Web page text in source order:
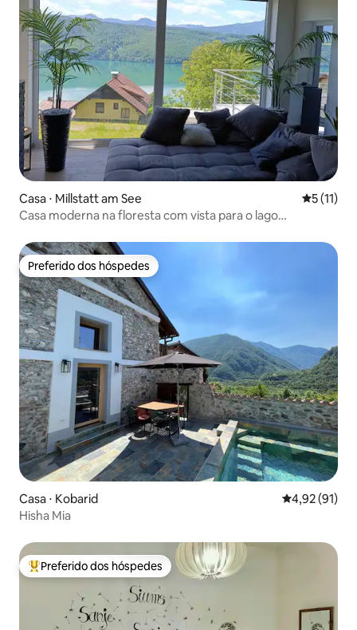
Casa ⋅ Millstatt am See 5 de uma
5 (11)
Casa moderna na floresta com vista para o lago
Preferido dos hóspedes
Preferido dos hóspedes
Casa ⋅ Kobarid 4,92 de uma
4,92 (91)
Hisha Mia
Entre os melhores preferidos dos hóspedes
Preferido dos hóspedes